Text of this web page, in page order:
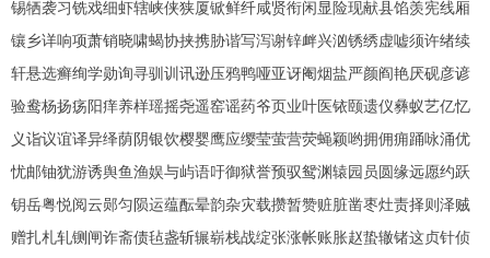
锡牺袭习铣戏细虾辖峡侠狭厦锨鲜纤咸贤衔闲显险现献县馅羡宪线厢
镶乡详响项萧销晓啸蝎协挟携胁谐写泻谢锌衅兴汹锈绣虚嘘须许绪续
轩悬选癣绚学勋询寻驯训讯逊压鸦鸭哑亚讶阉烟盐严颜阎艳厌砚彦谚
验鸯杨扬疡阳痒养样瑶摇尧遥窑谣药爷页业叶医铱颐遗仪彝蚁艺亿忆
义诣议谊译异绎荫阴银饮樱婴鹰应缨莹萤营荧蝇颖哟拥佣痈踊咏涌优
忧邮铀犹游诱舆鱼渔娱与屿语吁御狱誉预驭鸳渊辕园员圆缘远愿约跃
钥岳粤悦阅云郧匀陨运蕴酝晕韵杂灾载攒暂赞赃脏凿枣灶责择则泽贼
赠扎札轧铡闸诈斋债毡盏斩辗崭栈战绽张涨帐账胀赵蛰辙锗这贞针侦